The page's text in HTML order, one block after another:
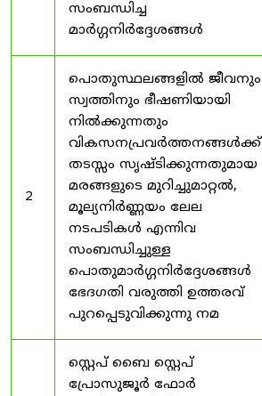
സംബന്ധിച്ച
മാർഗ്ഗനിർദ്ദേശങ്ങൾ
2
പൊതുസ്ഥലങ്ങളിൽ ജീവനും
സ്വത്തിനും ഭീഷണിയായി
നിൽക്കുന്നതും
വികസനപ്രവർത്തനങ്ങൾക്ക്
തടസ്സം സൃഷ്ടിക്കുന്നതുമായ
മരങ്ങളുടെ മുറിച്ചുമാറ്റൽ,
മൂല്യനിർണ്ണയം ലേല
നടപടികൾ എന്നിവ
സംബന്ധിച്ചുള്ള
പൊതുമാർഗ്ഗനിർദ്ദേശങ്ങൾ
ഭേദഗതി വരുത്തി ഉത്തരവ്
പുറപ്പെടുവിക്കുന്നു നമ
സ്റ്റെപ് ബൈ സ്റ്റെപ്
പ്രോസുജൂർ ഫോർ